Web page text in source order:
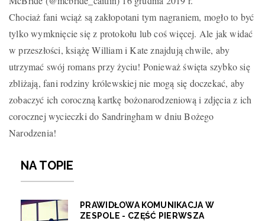
Chociaż fani wciąż są zakłopotani tym nagraniem, mogło to być
tylko wymknięcie się z protokołu lub coś więcej. Ale jak widać
w przeszłości, książę William i Kate znajdują chwile, aby
utrzymać swój romans przy życiu! Ponieważ święta szybko się
zbliżają, fani rodziny królewskiej nie mogą się doczekać, aby
zobaczyć ich coroczną kartkę bożonarodzeniową i zdjęcia z ich
corocznej wycieczki do Sandringham w dniu Bożego
Narodzenia!
NA TOPIE
PRAWIDŁOWA KOMUNIKACJA W
ZESPOLE - CZĘŚĆ PIERWSZA